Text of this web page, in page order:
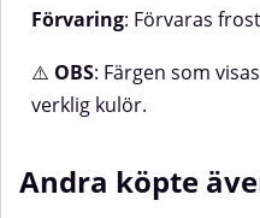
Förvaring: Förvaras
⚠️ OBS: Färgen som
verklig kulör.
Andra köpte